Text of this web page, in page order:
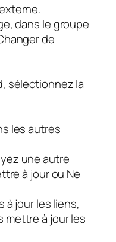
dans le groupe
de
sélectionnez la
les autres
une autre
à jour ou Ne
à jour les liens,
mettre à jour les